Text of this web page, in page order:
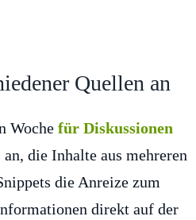
Quellen an
Woche für Diskussionen
die Inhalte aus mehreren
die Anreize zum
direkt auf der